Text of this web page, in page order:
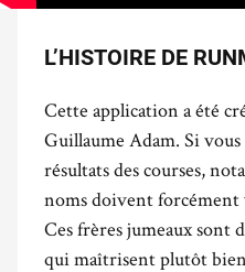
L’HISTOIRE DE
Cette application a été
Guillaume Adam. Si
résultats des courses,
noms doivent forcément
Ces frères jumeaux sont
qui maîtrisent plutôt